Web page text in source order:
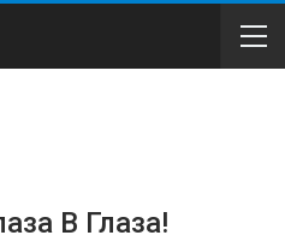
В Глаза!